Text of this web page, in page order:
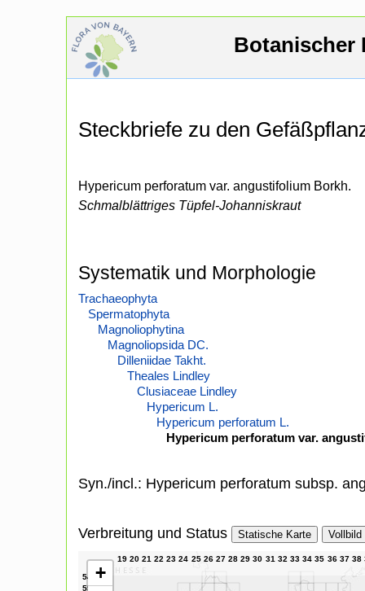
Botanischer
Steckbriefe zu den
Hypericum perforatum var. angustifolium Borkh.
Schmalblättriges Tüpfel-Johanniskraut
Systematik und Morphologie
Trachaeophyta
Spermatophyta
Magnoliophytina
Magnoliopsida DC.
Dilleniidae Takht.
Theales Lindley
Clusiaceae Lindley
Hypericum L.
Hypericum perforatum L.
Hypericum perforatum var.
Syn./incl.: Hypericum perforatum subsp.
Verbreitung und Status Statische Karte Vollbild
+